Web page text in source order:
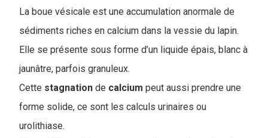
La boue vésicale est une accumulation anormale de
sédiments riches en calcium dans la vessie du lapin.
Elle se présente sous forme d’un liquide épais, blanc à
jaunâtre, parfois granuleux.
Cette stagnation de calcium peut aussi prendre une
forme solide, ce sont les calculs urinaires ou
urolithiase.